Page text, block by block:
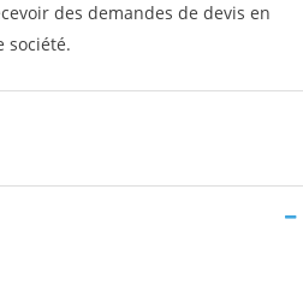
des demandes de devis en
société.